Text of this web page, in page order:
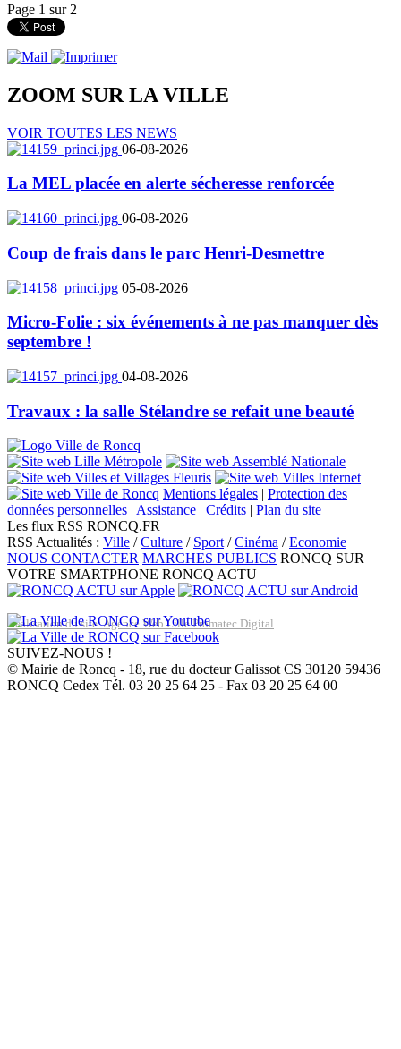
Page 1 sur 2
ZOOM SUR LA VILLE
VOIR TOUTES LES NEWS
06-08-2026
La MEL placée en alerte sécheresse renforcée
06-08-2026
Coup de frais dans le parc Henri-Desmettre
05-08-2026
Micro-Folie : six événements à ne pas manquer dès
septembre !
04-08-2026
Travaux : la salle Stélandre se refait une beauté
Mentions légales | Protection des
données personnelles | Assistance | Crédits | Plan du site
Les flux RSS RONCQ.FR
RSS Actualités : Ville /Culture / Sport/Cinéma /Economie
NOUS CONTACTER MARCHES PUBLICS RONCQ SUR
VOTRE SMARTPHONE RONCQ ACTU
Réalisation du site: Agence Web Lille Promatec Digital
SUIVEZ-NOUS !
© Mairie de Roncq - 18, rue du docteur Galissot CS 30120 59436
RONCQ Cedex Tél. 03 20 25 64 25 - Fax 03 20 25 64 00